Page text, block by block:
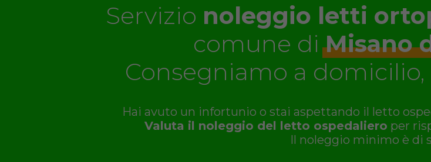
Servizio noleggio letti
comune diMisano
Consegniamo a domicilio,
Hai avuto un infortunio o stai aspettando il letto
Valuta il noleggio del letto ospedaliero per
Il noleggio minimo è di